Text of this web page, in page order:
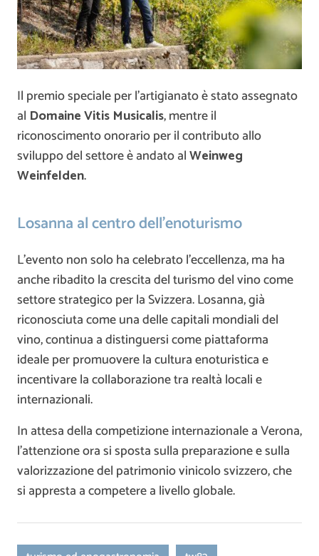
Il premio speciale per l’artigianato è stato assegnato
al Domaine Vitis Musicalis, mentre il
riconoscimento onorario per il contributo allo
sviluppo del settore è andato alWeinweg
Weinfelden.
Losanna al centro dell’enoturismo
L’evento non solo ha celebrato l’eccellenza, ma ha
anche ribadito la crescita del turismo del vino come
settore strategico per la Svizzera. Losanna, già
riconosciuta come una delle capitali mondiali del
vino, continua a distinguersi come piattaforma
ideale per promuovere la cultura enoturistica e
incentivare la collaborazione tra realtà locali e
internazionali.
In attesa della competizione internazionale a Verona,
l’attenzione ora si sposta sulla preparazione e sulla
valorizzazione del patrimonio vinicolo svizzero, che
si appresta a competere a livello globale.